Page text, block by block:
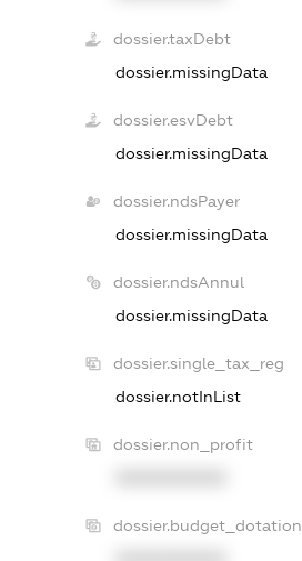
dossier.taxDebt
dossier.missingData
dossier.esvDebt
dossier.missingData
dossier.ndsPayer
dossier.missingData
dossier.ndsAnnul
dossier.missingData
dossier.single_tax_reg
dossier.notInList
dossier.non_profit
dossier.budget_dotation